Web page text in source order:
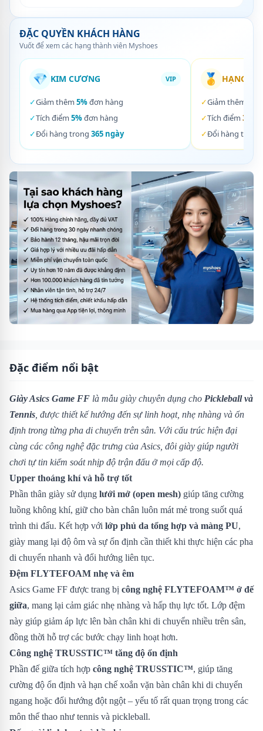
ĐẶC QUYỀN KHÁCH HÀNG
Vuốt để xem các hạng thành viên Myshoes
💎 KIM CƯƠNG VIP
✓Giảm thêm 5%đơn hàng
✓Tích điểm 5%đơn hàng
✓Đổi hàng trong 365 ngày
🥇 HẠNG
✓Giảm thêm
✓Tích điểm 3%
✓Đổi hàng trong
Đặc điểm nổi bật
Giày Asics Game FF là mẫu giày chuyên dụng cho Pickleball và
Tennis , được thiết kế hướng đến sự linh hoạt, nhẹ nhàng và ổn
định trong từng pha di chuyển trên sân. Với cấu trúc hiện đại
cùng các công nghệ đặc trưng của Asics, đôi giày giúp người
chơi tự tin kiểm soát nhịp độ trận đấu ở mọi cấp độ.
Upper thoáng khí và hỗ trợ tốt
Phần thân giày sử dụng lưới mở (open mesh) giúp tăng cường
luồng không khí, giữ cho bàn chân luôn mát mẻ trong suốt quá
trình thi đấu. Kết hợp với lớp phủ da tổng hợp và màng PU,
giày mang lại độ ôm và sự ổn định cần thiết khi thực hiện các pha
di chuyển nhanh và đổi hướng liên tục.
Đệm FLYTEFOAM nhẹ và êm
Asics Game FF được trang bị công nghệ FLYTEFOAM™ ở đế
giữa, mang lại cảm giác nhẹ nhàng và hấp thụ lực tốt. Lớp đệm
này giúp giảm áp lực lên bàn chân khi di chuyển nhiều trên sân,
đồng thời hỗ trợ các bước chạy linh hoạt hơn.
Công nghệ TRUSSTIC™ tăng độ ổn định
Phần đế giữa tích hợp công nghệ TRUSSTIC™, giúp tăng
cường độ ổn định và hạn chế xoắn vặn bàn chân khi di chuyển
ngang hoặc đổi hướng đột ngột – yếu tố rất quan trọng trong các
môn thể thao như tennis và pickleball.